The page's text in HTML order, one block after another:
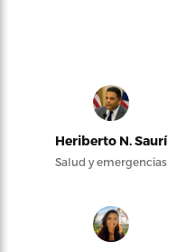
Heriberto N. Saurí
Salud y emergencias